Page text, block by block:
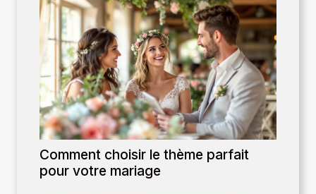
Comment choisir le thème parfait
pour votre mariage